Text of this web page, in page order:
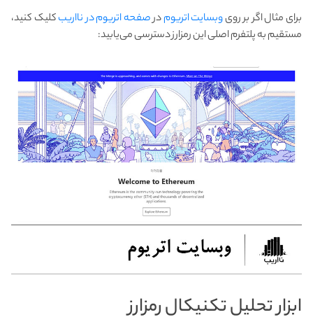
برای مثال اگر بر رویوبسایت اتریومدرصفحه اتریوم در نااریبکلیک کنید،
مستقیم به پلتفرم اصلی این رمزارز دسترسی می‌یابید:
ابزار تحلیل تکنیکال رمزارز